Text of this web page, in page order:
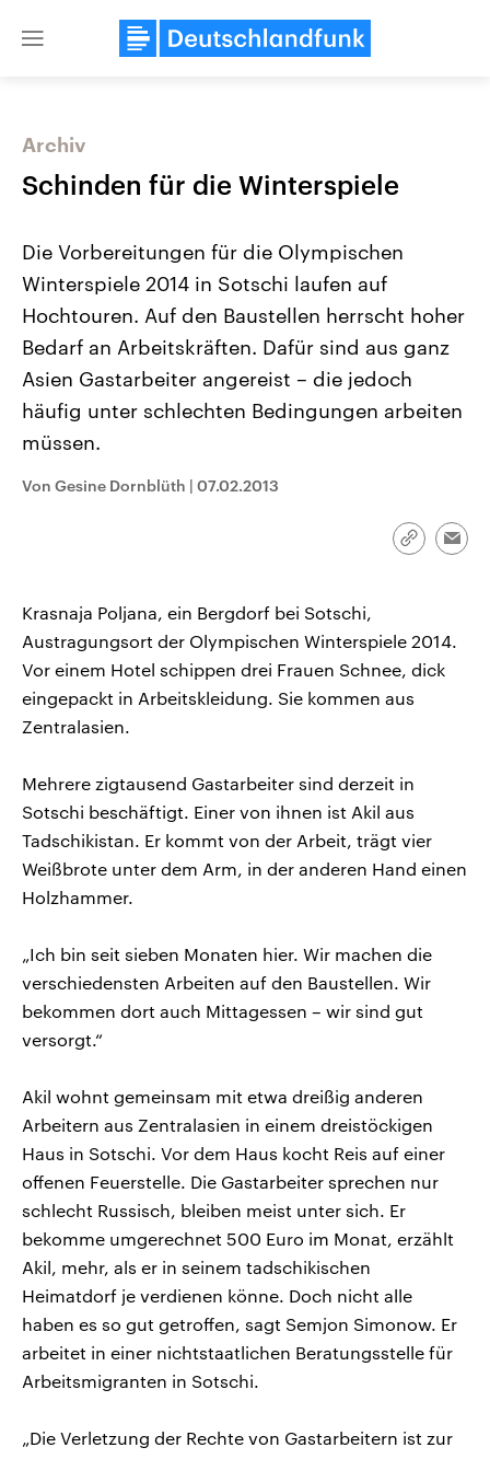
Close
USA
Aktuelle Beiträge, Analysen und
Hintergründe
Wirtschaftlich und militärisch
gehören die Vereinigten Staaten zu
mit großem Einfluss auf das
Nahostkonflikt
Aktuelle Lage und
Der Überfall der
Libanon vom Iran
Audio-Archiv
Archiv
Schinden für die Winterspiele
Die Vorbereitungen für die Olympischen
Winterspiele 2014 in Sotschi laufen auf
Hochtouren. Auf den Baustellen herrscht hoher
Bedarf an Arbeitskräften. Dafür sind aus ganz
Asien Gastarbeiter angereist – die jedoch
häufig unter schlechten Bedingungen arbeiten
müssen.
Von Gesine Dornblüth | 07.02.2013
Link
Krasnaja Poljana, ein Bergdorf bei Sotschi,
Austragungsort der Olympischen Winterspiele 2014.
Vor einem Hotel schippen drei Frauen Schnee, dick
eingepackt in Arbeitskleidung. Sie kommen aus
Zentralasien.
Mehrere zigtausend Gastarbeiter sind derzeit in
Sotschi beschäftigt. Einer von ihnen ist Akil aus
Tadschikistan. Er kommt von der Arbeit, trägt vier
Weißbrote unter dem Arm, in der anderen Hand einen
Holzhammer.
„Ich bin seit sieben Monaten hier. Wir machen die
verschiedensten Arbeiten auf den Baustellen. Wir
bekommen dort auch Mittagessen – wir sind gut
versorgt.“
Akil wohnt gemeinsam mit etwa dreißig anderen
Arbeitern aus Zentralasien in einem dreistöckigen
Haus in Sotschi. Vor dem Haus kocht Reis auf einer
offenen Feuerstelle. Die Gastarbeiter sprechen nur
schlecht Russisch, bleiben meist unter sich. Er
bekomme umgerechnet 500 Euro im Monat, erzählt
Akil, mehr, als er in seinem tadschikischen
Heimatdorf je verdienen könne. Doch nicht alle
haben es so gut getroffen, sagt Semjon Simonow. Er
arbeitet in einer nichtstaatlichen Beratungsstelle für
Arbeitsmigranten in Sotschi.
„Die Verletzung der Rechte von Gastarbeitern ist zur